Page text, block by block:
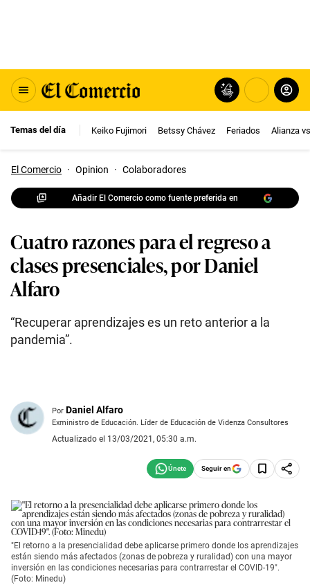
Temas del día Keiko Fujimori Betssy Chávez Feriados Alianza
El Comercio · Opinion · Colaboradores
Añadir El Comercio como fuente preferida en
Cuatro razones para el regreso a
clases presenciales, por Daniel
Alfaro
“Recuperar aprendizajes es un reto anterior a la
pandemia”.
Por Daniel Alfaro
Exministro de Educación. Líder de Educación de Videnza Consultores
Actualizado el 13/03/2021, 05:30 a.m.
Seguir en
"El retorno a la presencialidad debe aplicarse primero donde los aprendizajes
están siendo más afectados (zonas de pobreza y ruralidad) con una mayor
inversión en las condiciones necesarias para contrarrestar el COVID-19".
(Foto: Minedu)